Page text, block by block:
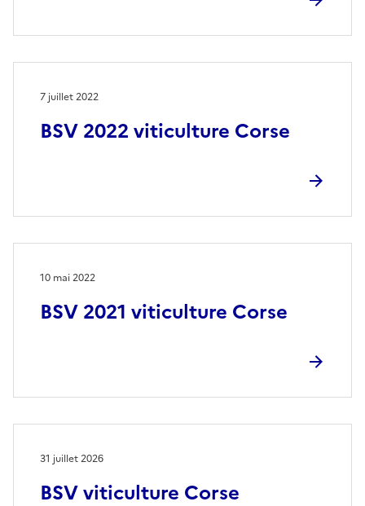
BSV 2022 viticulture Corse
7 juillet 2022
BSV 2021 viticulture Corse
10 mai 2022
BSV viticulture Corse
31 juillet 2026